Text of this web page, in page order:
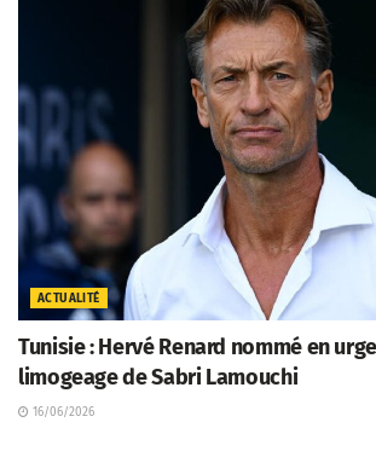
ACTUALITÉ
Tunisie : Hervé Renard nommé en
limogeage de Sabri Lamouchi
16/06/2026